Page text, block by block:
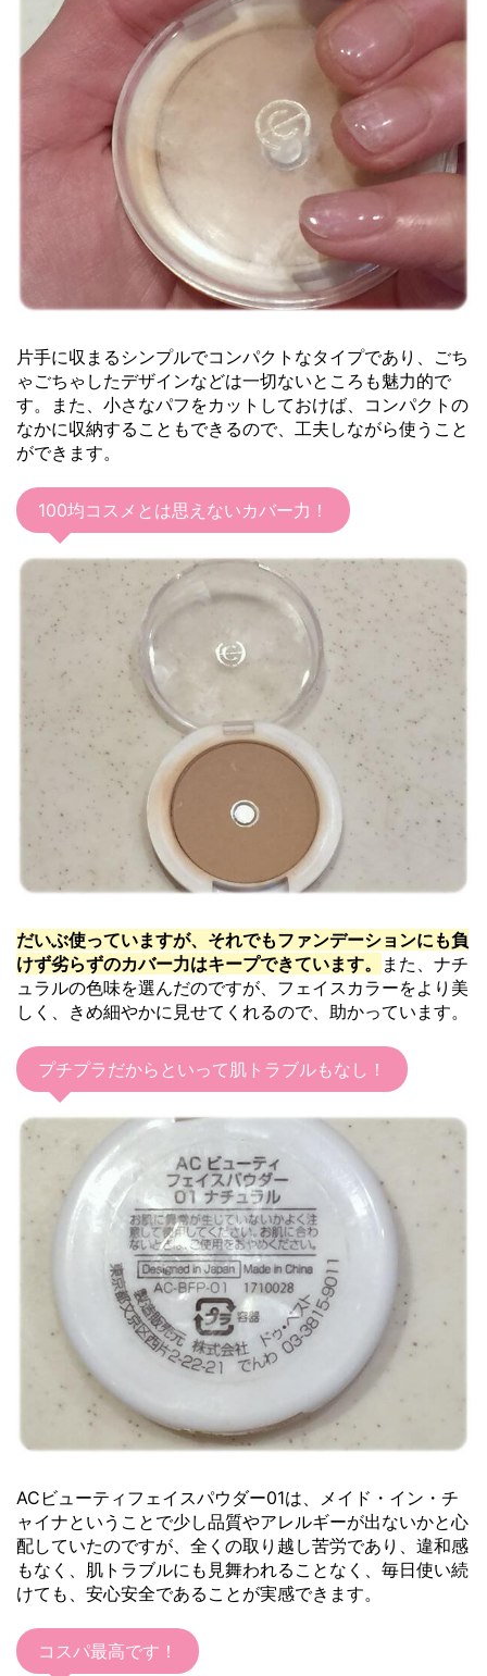
片手に収まるシンプルでコンパクトなタイプであり、ごち
ゃごちゃしたデザインなどは一切ないところも魅力的で
す。また、小さなパフをカットしておけば、コンパクトの
なかに収納することもできるので、工夫しながら使うこと
ができます。
100均コスメとは思えないカバー力！
だいぶ使っていますが、それでもファンデーションにも負
けず劣らずのカバー力はキープできています。
また、ナチ
ュラルの色味を選んだのですが、フェイスカラーをより美
しく、きめ細やかに見せてくれるので、助かっています。
プチプラだからといって肌トラブルもなし！
ACビューティフェイスパウダー01は、メイド・イン・チ
ャイナということで少し品質やアレルギーが出ないかと心
配していたのですが、全くの取り越し苦労であり、違和感
もなく、肌トラブルにも見舞われることなく、毎日使い続
けても、安心安全であることが実感できます。
コスパ最高です！